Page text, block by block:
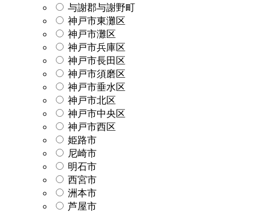
与謝郡与謝野町
神戸市東灘区
神戸市灘区
神戸市兵庫区
神戸市長田区
神戸市須磨区
神戸市垂水区
神戸市北区
神戸市中央区
神戸市西区
姫路市
尼崎市
明石市
西宮市
洲本市
芦屋市